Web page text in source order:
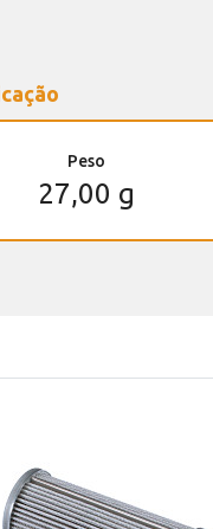
Peso
27,00 g